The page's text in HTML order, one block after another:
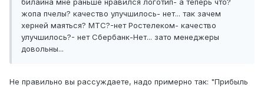
билайна мне раньше нравился логотип- а теперь что?
жопа пчелы? качество улучшилось- нет... так зачем
херней маяться? МТС?-нет Ростелеком- качество
улучшилось?- нет Сбербанк-Нет... зато менеджеры
довольны...
Не правильно вы рассуждаете, надо примерно так: "Прибыль